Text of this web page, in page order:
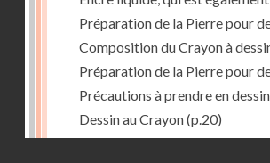
Préparation de la Pierre pour
Composition du Crayon à
Préparation de la Pierre pour
Précautions à prendre en
Dessin au Crayon(p.20)
Dessin à l'Encre(p.21)